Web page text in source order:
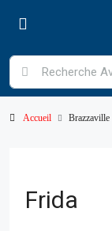
Accueil Brazzaville
Frida